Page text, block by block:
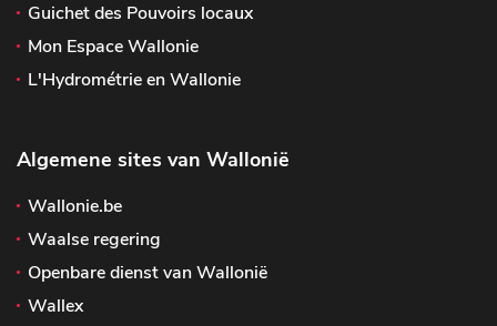
Guichet des Pouvoirs locaux
Mon Espace Wallonie
L'Hydrométrie en Wallonie
Algemene sites van Wallonië
Wallonie.be
Waalse regering
Openbare dienst van Wallonië
Wallex